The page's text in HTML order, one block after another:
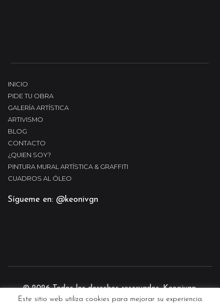
INICIO
PIDE TU OBRA
GALERÍA ARTÍSTICA
ARTIVISMO
BLOG
CONTACTO
¿QUIEN SOY?
PINTURA MURAL ARTÍSTICA & GRAFFITI
CUADROS AL ÓLEO
Sígueme en: @keonivgn
© 2026 Todos los derechos reservados. Keonivgn.
Diseño y desarrollo web porGuille Martin
Este sitio web utiliza cookies para mejorar su experiencia.